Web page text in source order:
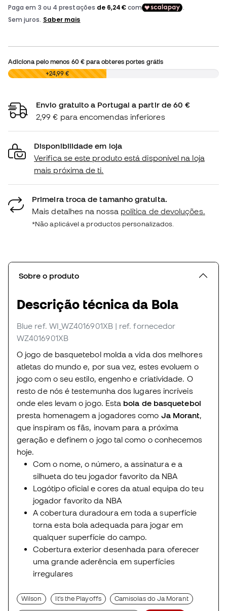
Adiciona pelo menos 60 €para obteres portes grátis
0,00 € +24,99 €
Envio gratuito a Portugal a partir de 60 €
2,99 € para encomendas inferiores
Disponibilidade em loja
Verifica se este produto está disponível na loja
mais próxima de ti.
Primeira troca de tamanho gratuita.
Mais detalhes na nossa política de devoluções.
*Não aplicável a productos personalizados.
Sobre o produto
Descrição técnica da Bola
Blue ref. WI_WZ4016901XB | ref. fornecedor
WZ4016901XB
O jogo de basquetebol molda a vida dos melhores
atletas do mundo e, por sua vez, estes evoluem o
jogo com o seu estilo, engenho e criatividade. O
resto de nós é testemunha dos lugares incríveis
onde eles levam o jogo. Esta bola de basquetebol
presta homenagem a jogadores como Ja Morant,
que inspiram os fãs, inovam para a próxima
geração e definem o jogo tal como o conhecemos
hoje.
Com o nome, o número, a assinatura e a
silhueta do teu jogador favorito da NBA
Logótipo oficial e cores da atual equipa do teu
jogador favorito da NBA
A cobertura duradoura em toda a superfície
torna esta bola adequada para jogar em
qualquer superfície do campo.
Cobertura exterior desenhada para oferecer
uma grande aderência em superfícies
irregulares
Wilson It's the Playoffs Camisolas do Ja Morant